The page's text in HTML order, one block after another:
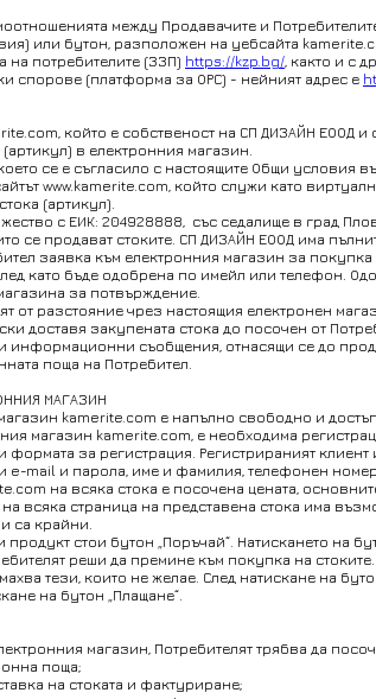
между Продавачите и
или бутон, разположен на уебсайта
на потребителите (ЗЗП) https://kzp.bg/, както и с
спорове (платформа за ОРС) - нейният адрес е
който е собственост на СП ДИЗАЙН
в електронния магазин.
се е съгласило с настоящите Общи
www.kamerite.com, който служи като
(артикул).
с ЕИК: 204928888, със седалище в град
се продават стоките. СП ДИЗАЙН ЕООД има
заявка към електронния магазин за
като бъде одобрена по имейл или телефон.
за потвърждение.
от разстояние чрез настоящия електронен
доставя закупената стока до посочен от
информационни съобщения, отнасящи се до
поща на Потребител.
МАГАЗИН
kamerite.com е напълно свободно и
магазин kamerite.com, е необходима
формата за регистрация. Регистрираният
e-mail и парола, име и фамилия, телефонен
на всяка стока е посочена цената,
всяка страница на представена стока има
са крайни.
продукт стои бутон „Поръчай“. Натискането
реши да премине към покупка на
тези, които не желае. След натискане на
на бутон „Плащане“.
магазин, Потребителят трябва да
поща;
на стоката и фактуриране;